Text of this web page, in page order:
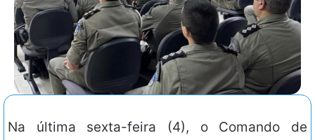
Na última sexta-feira (4), o Comando de